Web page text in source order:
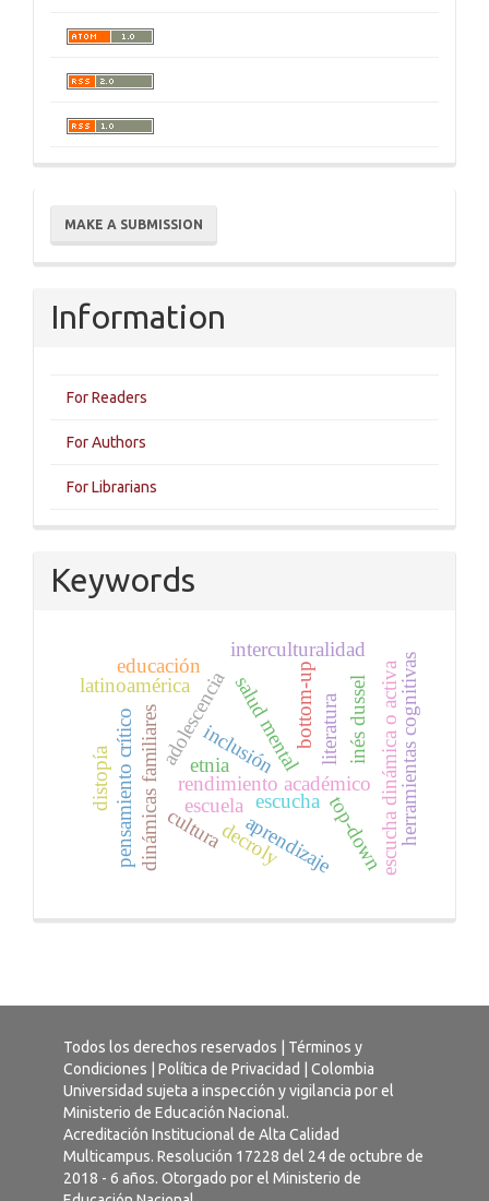
Make
Submission
MAKE A SUBMISSION
Information
For Readers
For Authors
For Librarians
Keywords
adolescencia
dinámicas familiares rendimiento académico
salud mental
escucha escucha dinámica o activa
bottom-up
top-down
latinoamérica
educación
inclusión
interculturalidad
escuela
cultura
etnia
pensamiento crítico herramientas cognitivas
literatura
aprendizaje
decroly
distopía
inés dussel
Todos los derechos reservados | Términos y
Condiciones
Política de Privacidad
| Colombia
Universidad sujeta a inspección y vigilancia por el
Ministerio de Educación Nacional.
Acreditación Institucional de Alta Calidad
Multicampus. Resolución 17228 del 24 de octubre de
2018 - 6 años. Otorgado por el Ministerio de